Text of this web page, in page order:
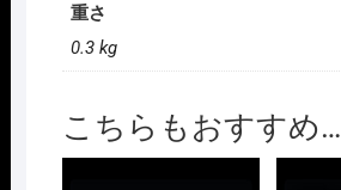
重さ
0.3 kg
こちらもおすすめ…